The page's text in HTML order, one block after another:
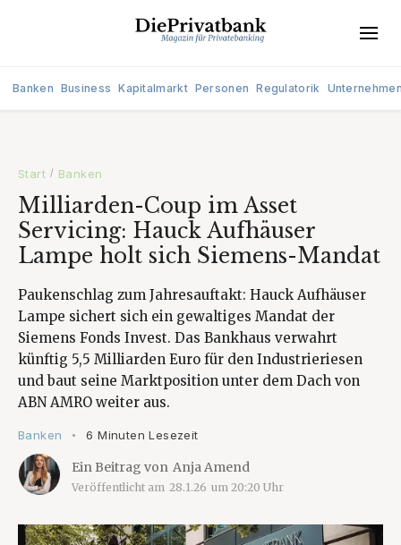
Banken Business Kapitalmarkt Personen Regulatorik
Start / Banken
Milliarden-Coup im Asset
Servicing: Hauck Aufhäuser
Lampe holt sich Siemens-Mandat
Paukenschlag zum Jahresauftakt: Hauck Aufhäuser
Lampe sichert sich ein gewaltiges Mandat der
Siemens Fonds Invest. Das Bankhaus verwahrt
künftig 5,5 Milliarden Euro für den Industrieriesen
und baut seine Marktposition unter dem Dach von
ABN AMRO weiter aus.
Banken • 6 Minuten Lesezeit
Ein Beitrag von Anja Amend
Veröffentlicht am 28.1.26 um 20:20 Uhr